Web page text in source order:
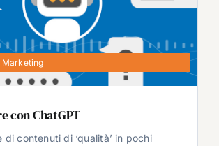
Marketing
con ChatGPT
di contenuti di ‘qualità’ in pochi